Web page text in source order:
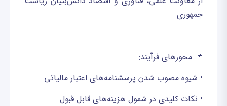
جمهوری
📌 محورهای فرآیند:
• شیوه مصوب شدن پرسشنامه‌های اعتبار مالیاتی
• نکات کلیدی در شمول هزینه‌های قابل قبول